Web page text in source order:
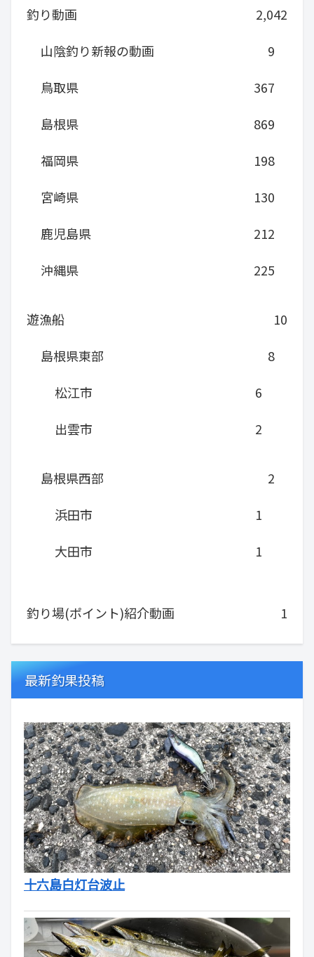
釣り動画
2,042
山陰釣り新報の動画
9
鳥取県
367
島根県
869
福岡県
198
宮崎県
130
鹿児島県
212
沖縄県
225
遊漁船
10
島根県東部
8
松江市
6
出雲市
2
島根県西部
2
浜田市
1
大田市
1
釣り場(ポイント)紹介動画 1
最新釣果投稿
十六島白灯台波止